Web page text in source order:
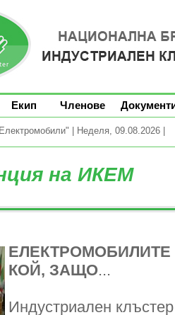
Екип Членове
| Неделя, 09.08.2026 |
на ИКЕМ
ЕЛЕКТРОМОБИЛИТЕ
КОЙ, ЗАЩО...
Индустриален